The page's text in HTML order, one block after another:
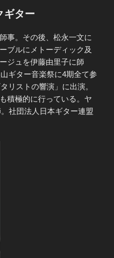
ギター
事。その後、松永一文に
ブルにメトーディック及
ジュを伊藤由里子に師
ギター音楽祭に4期全て参
リストの響演」に出演。
積極的に行っている。ヤ
社団法人日本ギター連盟